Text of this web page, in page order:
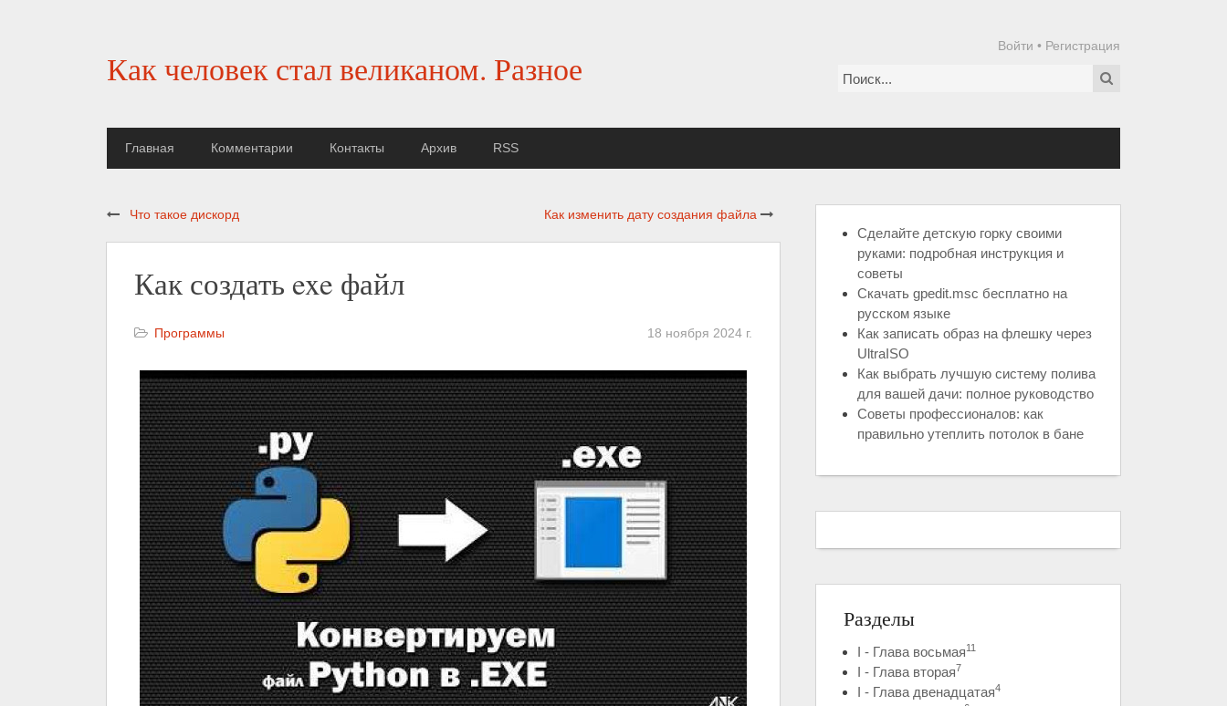
Как человек стал великаном. Разное
Войти • Регистрация
Главная Комментарии Контакты Архив RSS
Что такое дискорд Как изменить дату создания файла
Как создать exe файл
Программы 18 ноября 2024 г.
Сделайте детскую горку своими
руками: подробная инструкция и
советы
Скачать gpedit.msc бесплатно на
русском языке
Как записать образ на флешку через
UltraISO
Как выбрать лучшую систему полива
для вашей дачи: полное руководство
Советы профессионалов: как
правильно утеплить потолок в бане
Разделы
I - Глава восьмая11
I - Глава вторая7
I - Глава двенадцатая4